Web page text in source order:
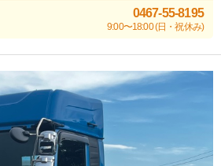
0467-55-8195
9:00〜18:00 (日・祝休み)